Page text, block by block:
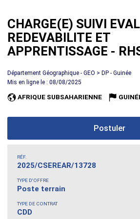
CHARGE(E) SUIVI
REDEVABILITE ET
APPRENTISSAGE -
Département Géographique - GEO > DP - Guinée
Mis en ligne le : 08/08/2025
AFRIQUE SUBSAHARIENNE
Postuler
RÉF.
2025/CSEREAR/13728
TYPE D'OFFRE
Poste terrain
TYPE DE CONTRAT
CDD